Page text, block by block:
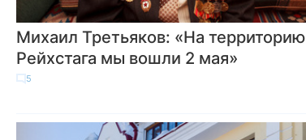
Михаил Третьяков: «На территорию
Рейхстага мы вошли 2 мая»
5